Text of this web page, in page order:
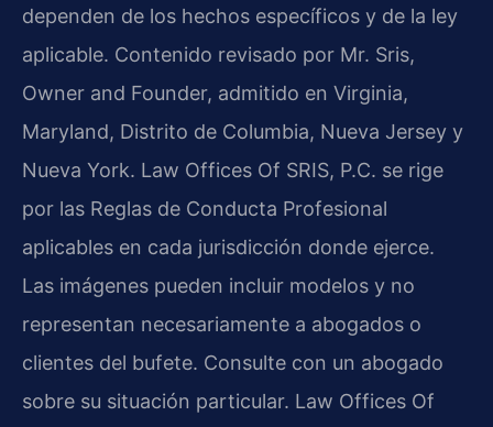
dependen de los hechos específicos y de la ley
aplicable. Contenido revisado por Mr. Sris,
Owner and Founder, admitido en Virginia,
Maryland, Distrito de Columbia, Nueva Jersey y
Nueva York. Law Offices Of SRIS, P.C. se rige
por las Reglas de Conducta Profesional
aplicables en cada jurisdicción donde ejerce.
Las imágenes pueden incluir modelos y no
representan necesariamente a abogados o
clientes del bufete. Consulte con un abogado
sobre su situación particular. Law Offices Of